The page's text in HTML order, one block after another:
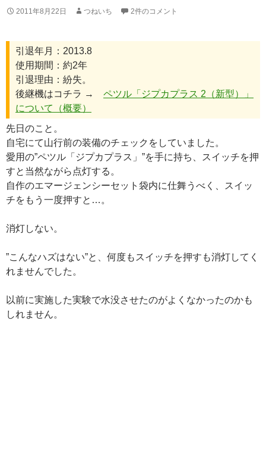
2011年8月22日 つねいち 2件のコメント
引退年月：2013.8
使用期間：約2年
引退理由：紛失。
後継機はコチラ → ペツル「ジプカプラス 2（新型）」
について（概要）
先日のこと。
自宅にて山行前の装備のチェックをしていました。
愛用の”ペツル「ジプカプラス」”を手に持ち、スイッチを押
すと当然ながら点灯する。
自作のエマージェンシーセット袋内に仕舞うべく、スイッ
チをもう一度押すと…。
消灯しない。
”こんなハズはない”と、何度もスイッチを押すも消灯してく
れませんでした。
以前に実施した実験で水没させたのがよくなかったのかも
しれません。